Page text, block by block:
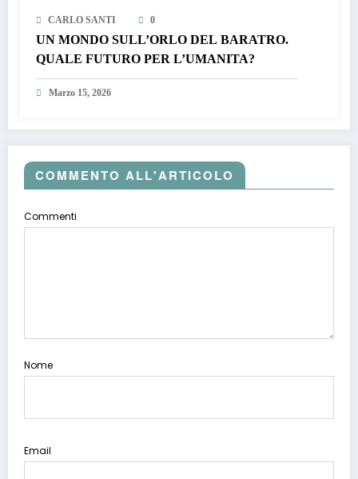
CARLO SANTI 0
UN MONDO SULL’ORLO DEL BARATRO.
QUALE FUTURO PER L’UMANITA?
Marzo 15, 2026
COMMENTO ALL'ARTICOLO
Commenti
Nome
Email